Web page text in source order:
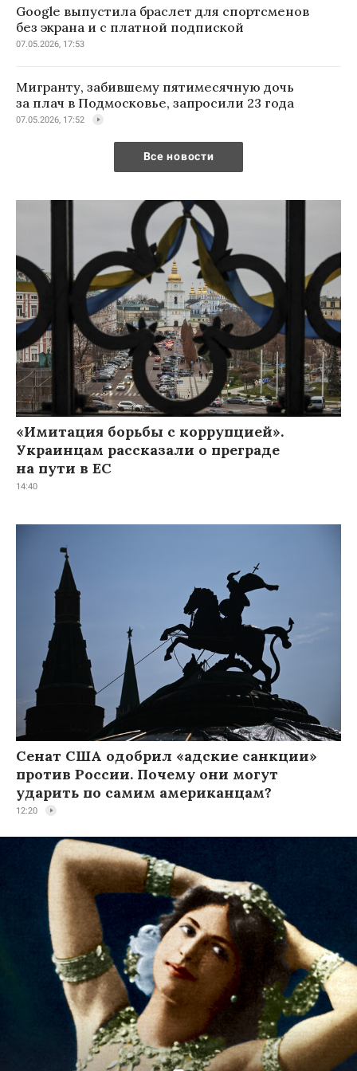
Google выпустила браслет для спортсменов
без экрана и с платной подпиской
07.05.2026, 17:53
Мигранту, забившему пятимесячную дочь
за плач в Подмосковье, запросили 23 года
07.05.2026, 17:52
Все новости
«Имитация борьбы с коррупцией».
Украинцам рассказали о преграде
на пути в ЕС
14:40
Сенат США одобрил «адские санкции»
против России. Почему они могут
ударить по самим американцам?
12:20